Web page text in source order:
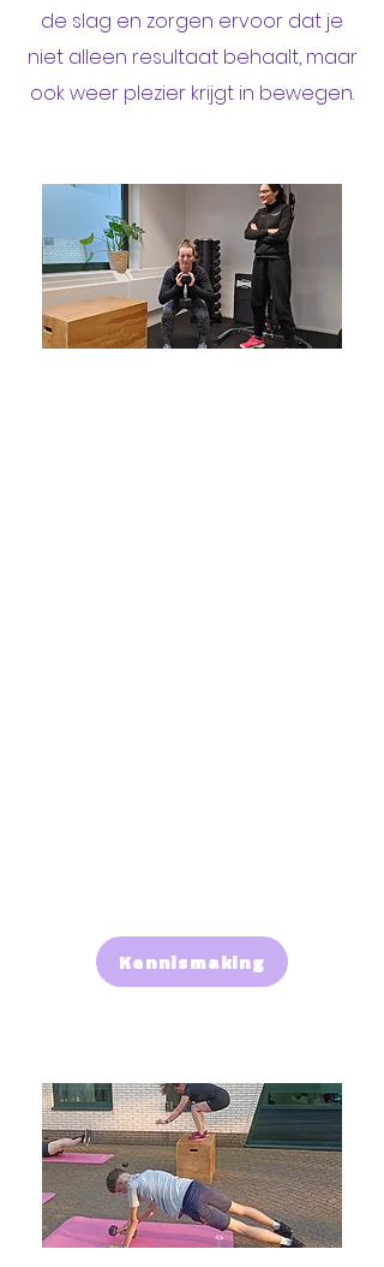
de slag en zorgen ervoor dat je
niet alleen resultaat behaalt, maar
ook weer plezier krijgt in bewegen.
Kennismaking